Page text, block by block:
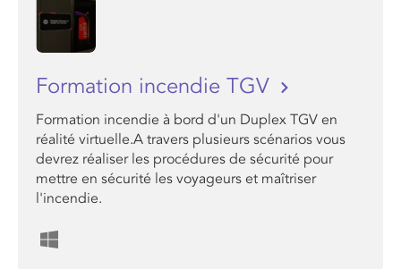
Formation incendie TGV
Formation incendie à bord d'un Duplex TGV en
réalité virtuelle.A travers plusieurs scénarios vous
devrez réaliser les procédures de sécurité pour
mettre en sécurité les voyageurs et maîtriser
l'incendie.